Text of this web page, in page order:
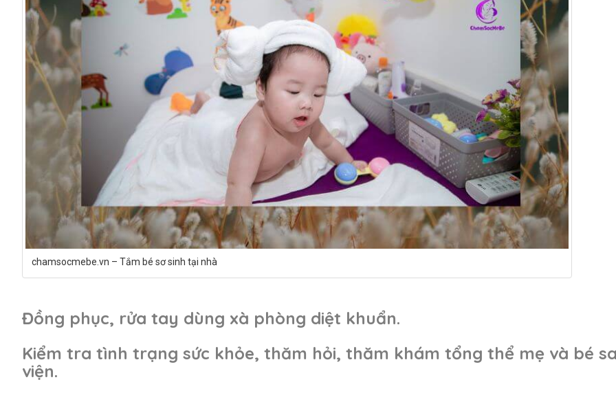
chamsocmebe.vn – Tắm bé sơ sinh tại nhà
Đồng phục, rửa tay dùng xà phòng diệt khuẩn.
Kiểm tra tình trạng sức khỏe, thăm hỏi, thăm khám tổng thể mẹ và bé
viện.